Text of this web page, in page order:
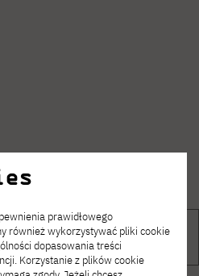
prawidłowego
również wykorzystywać pliki cookie
dopasowania treści
Korzystanie z plików cookie